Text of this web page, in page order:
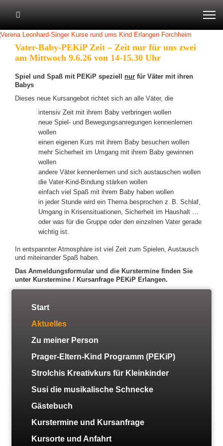
Start
Aktuelles
Zu meiner Person
Prager-Eltern-Kind Programm (PEKiP)
Strolchis Kreativkurs für Kleinkinder
Susi die musikalische Schnecke
Gästebuch
Kurstermine und Kursanfrage
Kursorte und Anfahrt
Vater-Baby-PEKiP Zeit – Zeit nur für uns zwei
am Mittwoch 9.6.26 von 14-15.30 Uhr
Spiel und Spaß mit PEKiP speziell nur für Väter mit ihren
Babys
Dieses neue Kursangebot richtet sich an alle Väter, die
intensiv Zeit mit ihrem Baby verbringen wollen
neue Spiel- und Bewegungsanregungen kennenlernen
wollen
einen eigenen Kurs mit ihrem Baby besuchen wollen
mehr Sicherheit im Umgang mit ihrem Baby gewinnen
wollen
andere Väter kennenlernen und sich austauschen wollen
die Vater-Kind-Bindung stärken wollen
einfach viel Spaß mit ihrem Baby haben wollen
in jeder Stunde wird ein Thema besprochen z. B. Schlaf,
Umgang in Krisensituationen, Sicherheit im Haushalt …
oder was für die Gruppe oder den einzelnen Vater gerade
wichtig ist.
In entspannter Atmosphäre ist viel Zeit zum Spielen, Austausch
und miteinander Spaß haben.
Das Anmeldungsformular und die Kurstermine finden Sie
unter Kurstermine / Kursanfrage PEKiP Erlangen.